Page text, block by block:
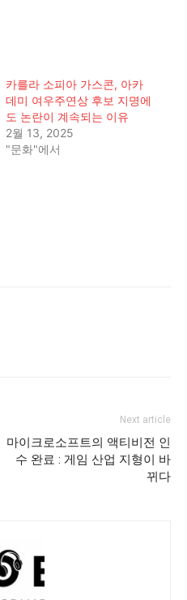
카를라 소피아 가스콘, 아카
데미 여우주연상 후보 지명에
도 논란이 계속되는 이유
2월 13, 2025
"문화"에서
Next article
마이크로소프트의 액티비전 인
수 완료 : 게임 산업 지형이 바
뀌다